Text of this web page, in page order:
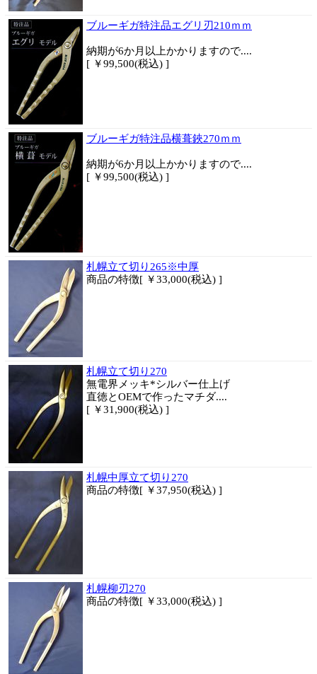
ブルーギガ特注品エグリ刃210ｍｍ
納期が6か月以上かかりますので....
[ ￥99,500(税込) ]
ブルーギガ特注品横葺鋏270ｍｍ
納期が6か月以上かかりますので....
[ ￥99,500(税込) ]
札幌立て切り265※中厚
商品の特徴[ ￥33,000(税込) ]
札幌立て切り270
無電界メッキ*シルバー仕上げ
直徳とOEMで作ったマチダ....
[ ￥31,900(税込) ]
札幌中厚立て切り270
商品の特徴[ ￥37,950(税込) ]
札幌柳刃270
商品の特徴[ ￥33,000(税込) ]